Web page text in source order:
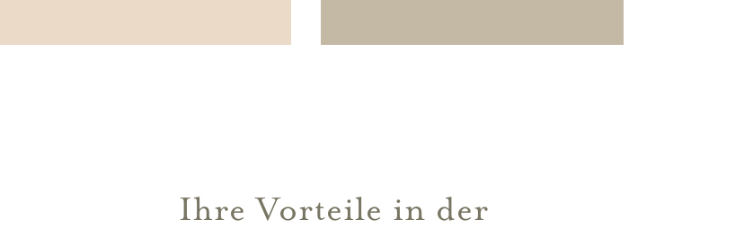
Ihre Vorteile in der